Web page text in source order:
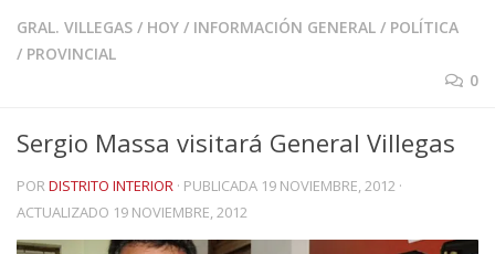
GRAL. VILLEGAS / HOY / INFORMACIÓN GENERAL / POLÍTICA
/ PROVINCIAL
0
Sergio Massa visitará General Villegas
PORDISTRITO INTERIOR · PUBLICADA 19 NOVIEMBRE, 2012 ·
ACTUALIZADO 19 NOVIEMBRE, 2012